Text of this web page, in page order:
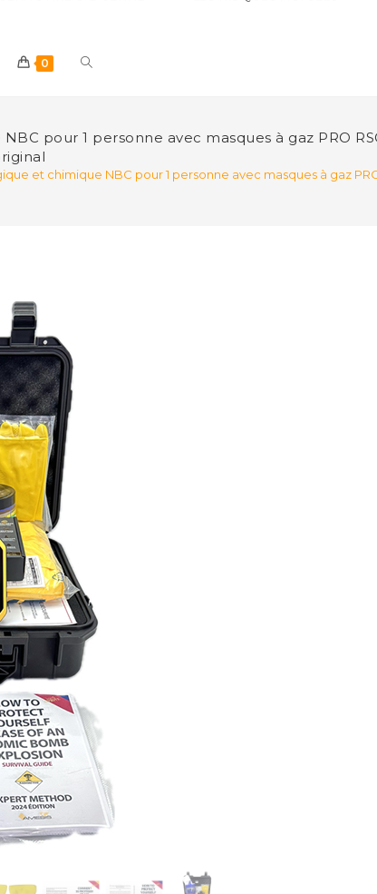
0 Toggle
website
pour 1 personne avec masques à gaz PRO
et chimique NBC pour 1 personne avec masques à gaz